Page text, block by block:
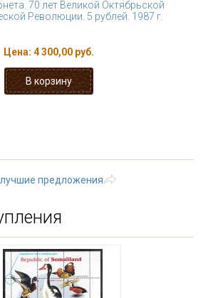
70 лет Великой Октябрьской
Революции. 5 рублей. 1987 г.
Цена: 4 300,00 руб.
лучшие предложения